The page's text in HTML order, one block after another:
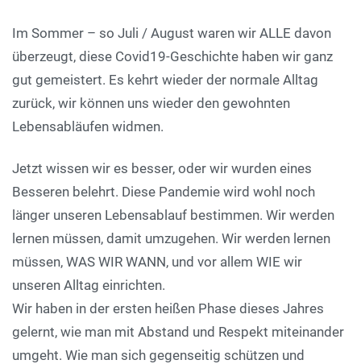
Im Sommer – so Juli / August waren wir ALLE davon
überzeugt, diese Covid19-Geschichte haben wir ganz
gut gemeistert. Es kehrt wieder der normale Alltag
zurück, wir können uns wieder den gewohnten
Lebensabläufen widmen.
Jetzt wissen wir es besser, oder wir wurden eines
Besseren belehrt. Diese Pandemie wird wohl noch
länger unseren Lebensablauf bestimmen. Wir werden
lernen müssen, damit umzugehen. Wir werden lernen
müssen, WAS WIR WANN, und vor allem WIE wir
unseren Alltag einrichten.
Wir haben in der ersten heißen Phase dieses Jahres
gelernt, wie man mit Abstand und Respekt miteinander
umgeht. Wie man sich gegenseitig schützen und